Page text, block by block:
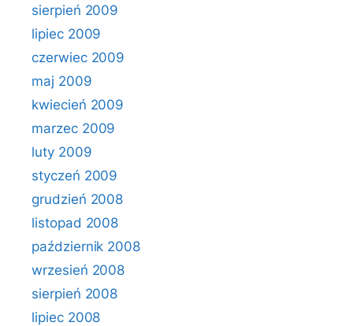
sierpień 2009
lipiec 2009
czerwiec 2009
maj 2009
kwiecień 2009
marzec 2009
luty 2009
styczeń 2009
grudzień 2008
listopad 2008
październik 2008
wrzesień 2008
sierpień 2008
lipiec 2008